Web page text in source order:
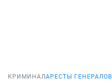
КРИМИНАЛАРЕСТЫ ГЕНЕРАЛОВ